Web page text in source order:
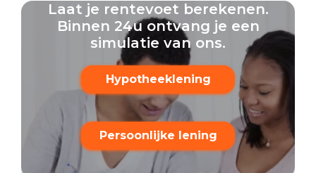
Laat je rentevoet berekenen.
Binnen 24u ontvang je een
simulatie van ons.
Hypotheeklening
Persoonlijke lening